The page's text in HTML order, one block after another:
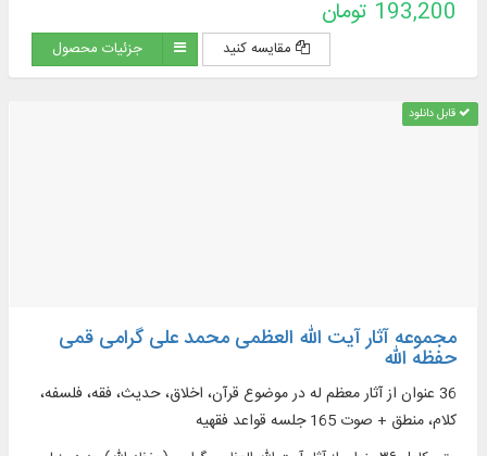
شرح تحریر الوسیله، دلیل التحریر، مباحث حقوقی تحریر الوسیله و ...
193,200 تومان
مقایسه کنید جزئیات محصول
قابل دانلود
مجموعه آثار آیت الله العظمی محمد علی گرامی قمی
حفظه الله
36 عنوان از آثار معظم له در موضوع قرآن، اخلاق، حدیث، فقه، فلسفه،
کلام، منطق + صوت 165 جلسه قواعد فقهیه